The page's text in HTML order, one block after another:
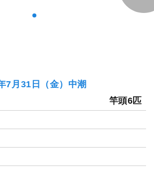
7月31日（金）中潮
竿頭6匹